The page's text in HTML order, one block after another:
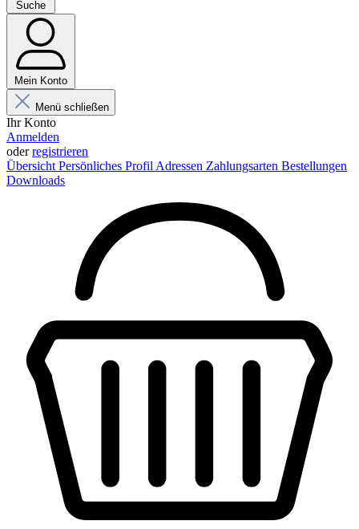
Suche
Mein Konto
Menü schließen
Ihr Konto
Anmelden
oderregistrieren
Übersicht Persönliches Profil Adressen Zahlungsarten Bestellungen
Downloads